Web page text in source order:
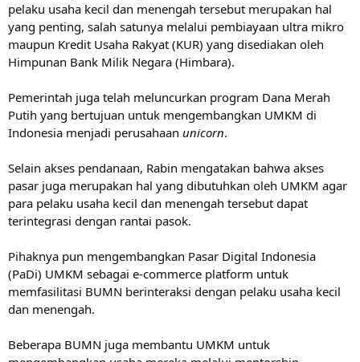
pelaku usaha kecil dan menengah tersebut merupakan hal
yang penting, salah satunya melalui pembiayaan ultra mikro
maupun Kredit Usaha Rakyat (KUR) yang disediakan oleh
Himpunan Bank Milik Negara (Himbara).
Pemerintah juga telah meluncurkan program Dana Merah
Putih yang bertujuan untuk mengembangkan UMKM di
Indonesia menjadi perusahaan unicorn.
Selain akses pendanaan, Rabin mengatakan bahwa akses
pasar juga merupakan hal yang dibutuhkan oleh UMKM agar
para pelaku usaha kecil dan menengah tersebut dapat
terintegrasi dengan rantai pasok.
Pihaknya pun mengembangkan Pasar Digital Indonesia
(PaDi) UMKM sebagai e-commerce platform untuk
memfasilitasi BUMN berinteraksi dengan pelaku usaha kecil
dan menengah.
Beberapa BUMN juga membantu UMKM untuk